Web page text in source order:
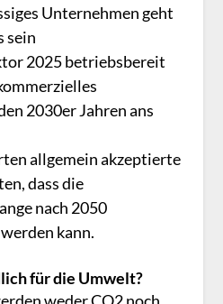
Unternehmen geht
sein
2025 betriebsbereit
2030er Jahren ans
allgemein akzeptierte
dass die
nach 2050
kann.
für die Umwelt?